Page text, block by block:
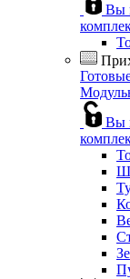
Вы
Вы